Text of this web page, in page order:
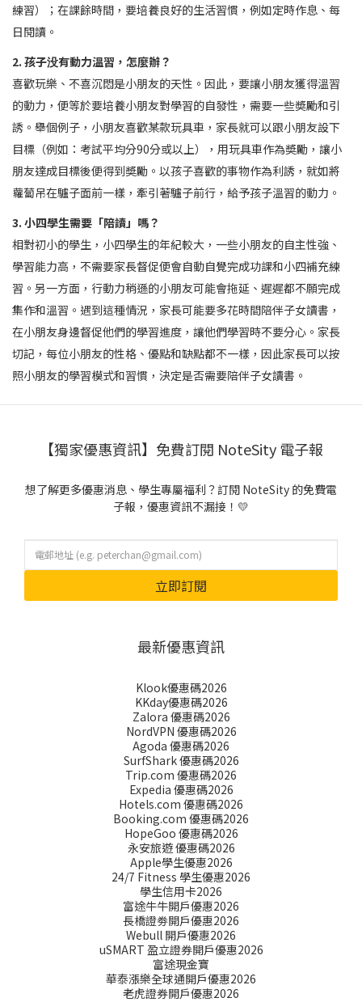
練習）；在課餘時間，要培養良好的生活習慣，例如定時作息、每
日閱讀。
2. 孩子没有動力溫習，怎麼辦？
喜歡玩樂、不喜沉悶是小朋友的天性。因此，要讓小朋友獲得溫習
的動力，便等於要培養小朋友對學習的自發性，需要一些奬勵和引
誘。舉個例子，小朋友喜歡某款玩具車，家長就可以跟小朋友設下
目標（例如：考試平均分90分或以上），用玩具車作為奬勵，讓小
朋友達成目標後便得到奬勵。以孩子喜歡的事物作為利誘，就如將
蘿蔔吊在驢子面前一樣，牽引著驢子前行，給予孩子溫習的動力。
3. 小四學生需要「陪讀」嗎？
相對初小的學生，小四學生的年紀較大，一些小朋友的自主性強、
學習能力高，不需要家長督促便會自動自覺完成功課和小四補充練
習。另一方面，行動力稍遜的小朋友可能會拖延、遲遲都不願完成
集作和溫習。遇到這種情況，家長可能要多花時間陪伴子女讀書，
在小朋友身邊督促他們的學習進度，讓他們學習時不要分心。家長
切記，每位小朋友的性格、優點和缺點都不一樣，因此家長可以按
照小朋友的學習模式和習慣，決定是否需要陪伴子女讀書。
【獨家優惠資訊】免費訂閱 NoteSity 電子報
想了解更多優惠消息、學生專屬福利？訂閱 NoteSity 的免費電
子報，優惠資訊不漏接！💛
立即訂閱
最新優惠資訊
Klook優惠碼2026
KKday優惠碼2026
Zalora 優惠碼2026
NordVPN 優惠碼2026
Agoda 優惠碼2026
SurfShark 優惠碼2026
Trip.com 優惠碼2026
Expedia 優惠碼2026
Hotels.com 優惠碼2026
Booking.com 優惠碼2026
HopeGoo 優惠碼2026
永安旅遊 優惠碼2026
Apple學生優惠2026
24/7 Fitness 學生優惠2026
學生信用卡2026
富途牛牛開戶優惠2026
長橋證劵開戶優惠2026
Webull 開戶優惠2026
uSMART 盈立證券開戶優惠2026
富途現金寶
華泰漲樂全球通開戶優惠2026
老虎證券開戶優惠2026